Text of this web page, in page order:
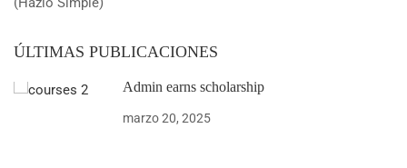
ÚLTIMAS PUBLICACIONES
Admin earns scholarship
marzo 20, 2025